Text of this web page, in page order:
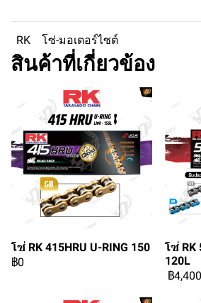
RK โซ่-มอเตอร์ไซต์
สินค้าที่เกี่ยวข้อง
โซ่ RK 415HRU U-RING 150
฿0
โซ่ RK
120L
฿4,400